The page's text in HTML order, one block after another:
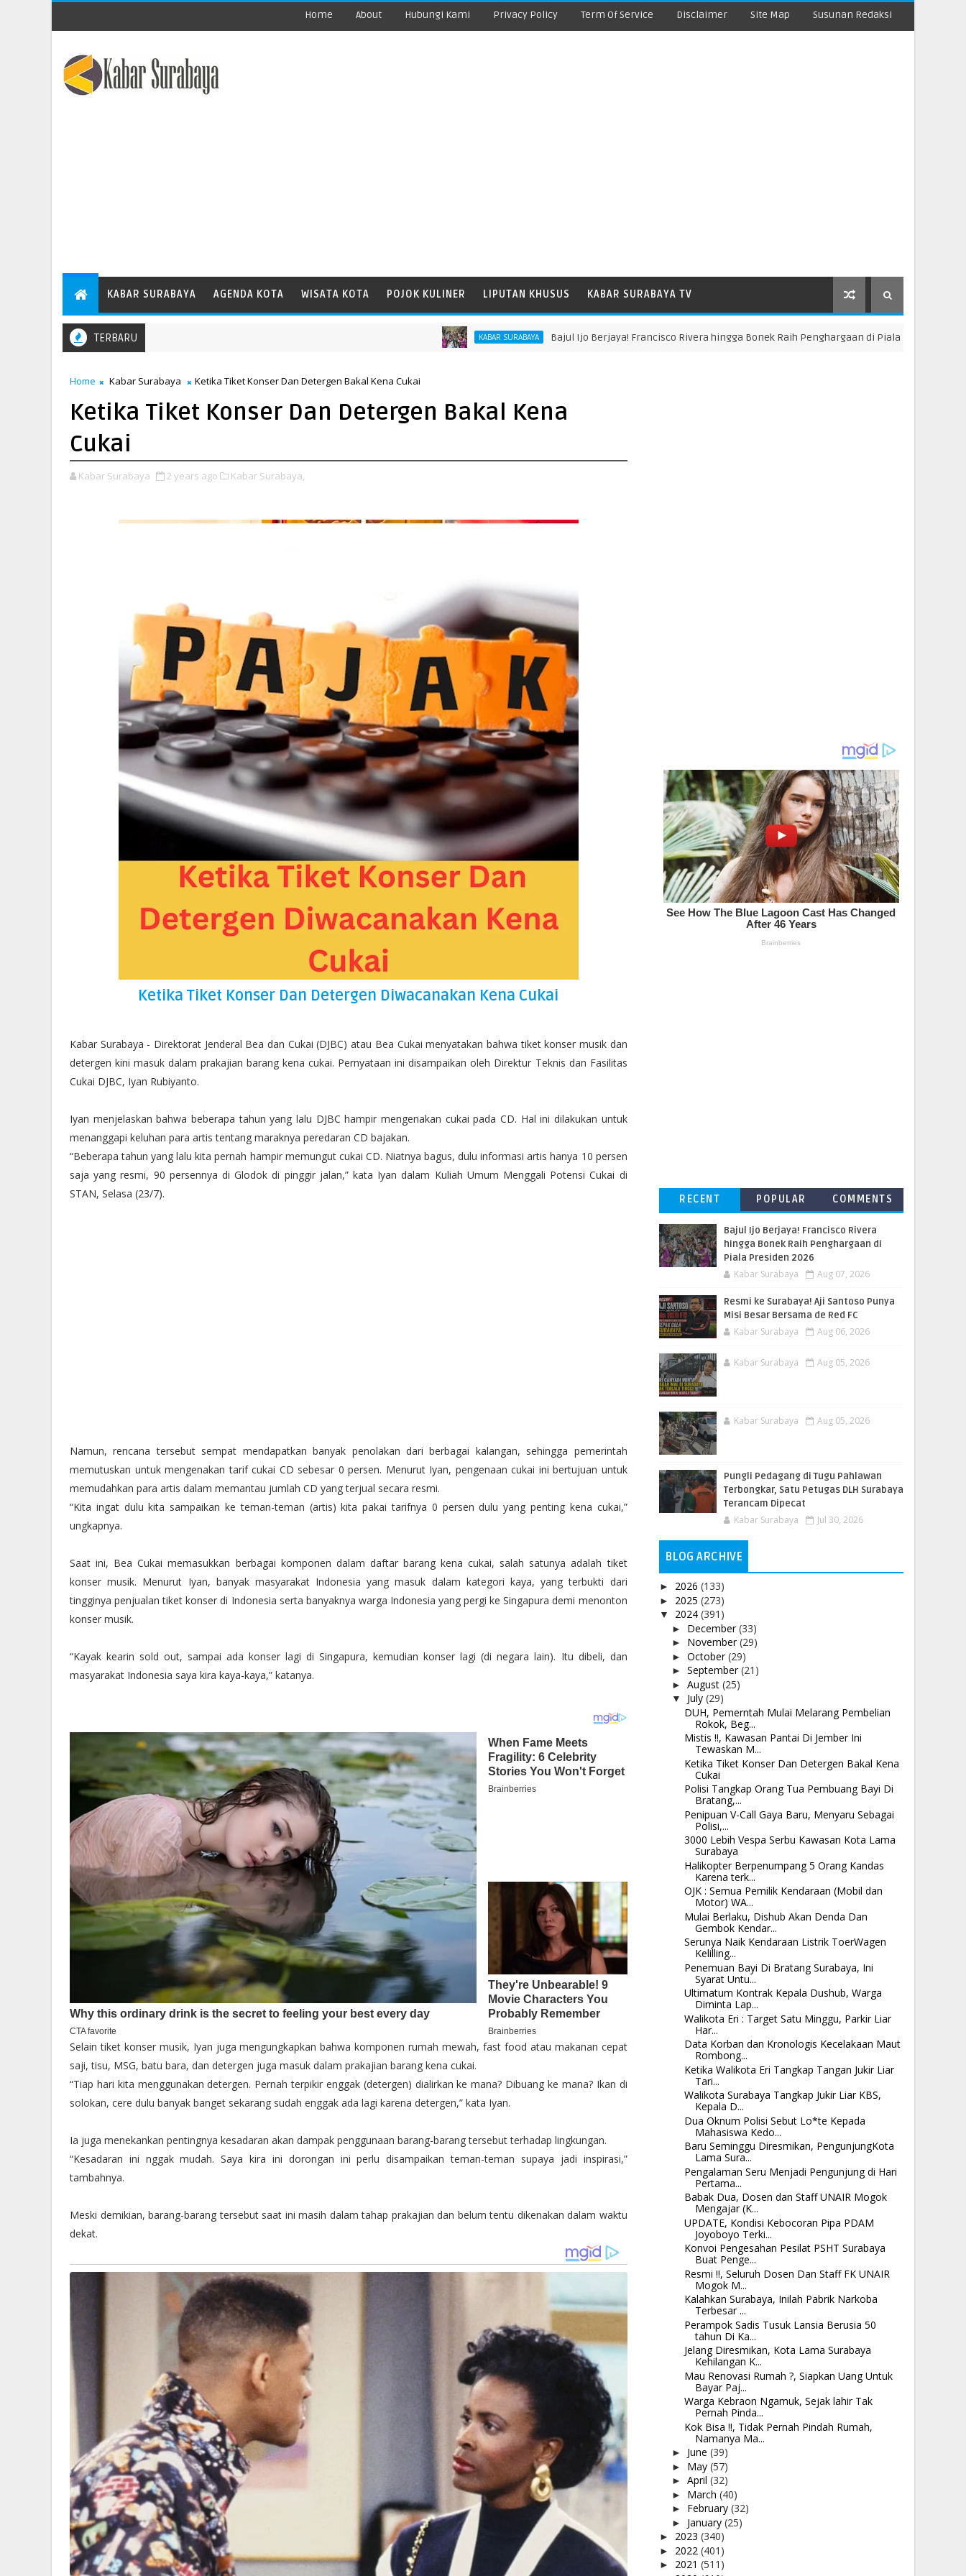
Home About Hubungi Kami Privacy Policy Term Of Service Disclaimer Site Map Susunan Redaksi
KABAR SURABAYA AGENDA KOTA WISATA KOTA POJOK KULINER LIPUTAN KHUSUS KABAR SURABAYA TV
TERBARU KABAR SURABAYA Bajul Ijo Berjaya! Francisco Rivera hingga Bonek Raih Penghargaan di Piala Presiden 2026
Home Kabar Surabaya Ketika Tiket Konser Dan Detergen Bakal Kena Cukai
Ketika Tiket Konser Dan Detergen Bakal Kena
Cukai
Kabar Surabaya 2 years ago Kabar Surabaya,
Ketika Tiket Konser Dan Detergen Diwacanakan Kena Cukai
Kabar Surabaya - Direktorat Jenderal Bea dan Cukai (DJBC) atau Bea Cukai menyatakan bahwa tiket konser musik dan
detergen kini masuk dalam prakajian barang kena cukai. Pernyataan ini disampaikan oleh Direktur Teknis dan Fasilitas
Cukai DJBC, Iyan Rubiyanto.
Iyan menjelaskan bahwa beberapa tahun yang lalu DJBC hampir mengenakan cukai pada CD. Hal ini dilakukan untuk
menanggapi keluhan para artis tentang maraknya peredaran CD bajakan.
“Beberapa tahun yang lalu kita pernah hampir memungut cukai CD. Niatnya bagus, dulu informasi artis hanya 10 persen
saja yang resmi, 90 persennya di Glodok di pinggir jalan,” kata Iyan dalam Kuliah Umum Menggali Potensi Cukai di
STAN, Selasa (23/7).
Namun, rencana tersebut sempat mendapatkan banyak penolakan dari berbagai kalangan, sehingga pemerintah
memutuskan untuk mengenakan tarif cukai CD sebesar 0 persen. Menurut Iyan, pengenaan cukai ini bertujuan untuk
memudahkan para artis dalam memantau jumlah CD yang terjual secara resmi.
“Kita ingat dulu kita sampaikan ke teman-teman (artis) kita pakai tarifnya 0 persen dulu yang penting kena cukai,”
ungkapnya.
Saat ini, Bea Cukai memasukkan berbagai komponen dalam daftar barang kena cukai, salah satunya adalah tiket
konser musik. Menurut Iyan, banyak masyarakat Indonesia yang masuk dalam kategori kaya, yang terbukti dari
tingginya penjualan tiket konser di Indonesia serta banyaknya warga Indonesia yang pergi ke Singapura demi menonton
konser musik.
“Kayak kearin sold out, sampai ada konser lagi di Singapura, kemudian konser lagi (di negara lain). Itu dibeli, dan
masyarakat Indonesia saya kira kaya-kaya,” katanya.
Selain tiket konser musik, Iyan juga mengungkapkan bahwa komponen rumah mewah, fast food atau makanan cepat
saji, tisu, MSG, batu bara, dan detergen juga masuk dalam prakajian barang kena cukai.
“Tiap hari kita menggunakan detergen. Pernah terpikir enggak (detergen) dialirkan ke mana? Dibuang ke mana? Ikan di
solokan, cere dulu banyak banget sekarang sudah enggak ada lagi karena detergen,” kata Iyan.
Ia juga menekankan pentingnya kesadaran akan dampak penggunaan barang-barang tersebut terhadap lingkungan.
“Kesadaran ini nggak mudah. Saya kira ini dorongan ini perlu disampaikan teman-teman supaya jadi inspirasi,”
tambahnya.
Meski demikian, barang-barang tersebut saat ini masih dalam tahap prakajian dan belum tentu dikenakan dalam waktu
dekat.
RECENT POPULAR COMMENTS
Bajul Ijo Berjaya! Francisco Rivera
hingga Bonek Raih Penghargaan di
Piala Presiden 2026
Kabar Surabaya Aug 07, 2026
Resmi ke Surabaya! Aji Santoso Punya
Misi Besar Bersama de Red FC
Kabar Surabaya Aug 06, 2026
Kabar Surabaya Aug 05, 2026
Kabar Surabaya Aug 05, 2026
Pungli Pedagang di Tugu Pahlawan
Terbongkar, Satu Petugas DLH Surabaya
Terancam Dipecat
Kabar Surabaya Jul 30, 2026
BLOG ARCHIVE
► 2026 (133)
► 2025 (273)
▼ 2024 (391)
► December(33)
► November(29)
► October(29)
► September(21)
► August (25)
▼ July (29)
DUH, Pemerntah Mulai Melarang Pembelian
Rokok, Beg...
Mistis !!, Kawasan Pantai Di Jember Ini
Tewaskan M...
Ketika Tiket Konser Dan Detergen Bakal Kena
Cukai
Polisi Tangkap Orang Tua Pembuang Bayi Di
Bratang,...
Penipuan V-Call Gaya Baru, Menyaru Sebagai
Polisi,...
3000 Lebih Vespa Serbu Kawasan Kota Lama
Surabaya
Halikopter Berpenumpang 5 Orang Kandas
Karena terk...
OJK : Semua Pemilik Kendaraan (Mobil dan
Motor) WA...
Mulai Berlaku, Dishub Akan Denda Dan
Gembok Kendar...
Serunya Naik Kendaraan Listrik ToerWagen
Kelilling...
Penemuan Bayi Di Bratang Surabaya, Ini
Syarat Untu...
Ultimatum Kontrak Kepala Dushub, Warga
Diminta Lap...
Walikota Eri : Target Satu Minggu, Parkir Liar
Har...
Data Korban dan Kronologis Kecelakaan Maut
Rombong...
Ketika Walikota Eri Tangkap Tangan Jukir Liar
Tari...
Walikota Surabaya Tangkap Jukir Liar KBS,
Kepala D...
Dua Oknum Polisi Sebut Lo*te Kepada
Mahasiswa Kedo...
Baru Seminggu Diresmikan, PengunjungKota
Lama Sura...
Pengalaman Seru Menjadi Pengunjung di Hari
Pertama...
Babak Dua, Dosen dan Staff UNAIR Mogok
Mengajar (K...
UPDATE, Kondisi Kebocoran Pipa PDAM
Joyoboyo Terki...
Konvoi Pengesahan Pesilat PSHT Surabaya
Buat Penge...
Resmi !!, Seluruh Dosen Dan Staff FK UNAIR
Mogok M...
Kalahkan Surabaya, Inilah Pabrik Narkoba
Terbesar ...
Perampok Sadis Tusuk Lansia Berusia 50
tahun Di Ka...
Jelang Diresmikan, Kota Lama Surabaya
Kehilangan K...
Mau Renovasi Rumah ?, Siapkan Uang Untuk
Bayar Paj...
Warga Kebraon Ngamuk, Sejak lahir Tak
Pernah Pinda...
Kok Bisa !!, Tidak Pernah Pindah Rumah,
Namanya Ma...
► June (39)
► May (57)
► April (32)
► March (40)
► February (32)
► January (25)
► 2023 (340)
► 2022 (401)
► 2021 (511)